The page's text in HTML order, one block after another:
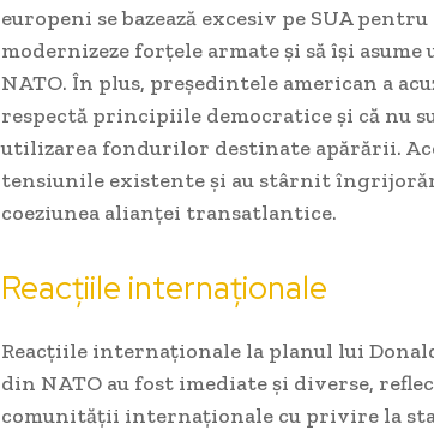
europeni se bazează excesiv pe SUA
modernizeze forțele armate și să își
NATO. În plus, președintele american a
respectă principiile democratice și că nu
utilizarea fondurilor destinate apărării.
tensiunile existente și au stârnit
coeziunea alianței transatlantice.
Reacțiile internaționale
Reacțiile internaționale la planul lui
din NATO au fost imediate și diverse,
comunității internaționale cu privire la